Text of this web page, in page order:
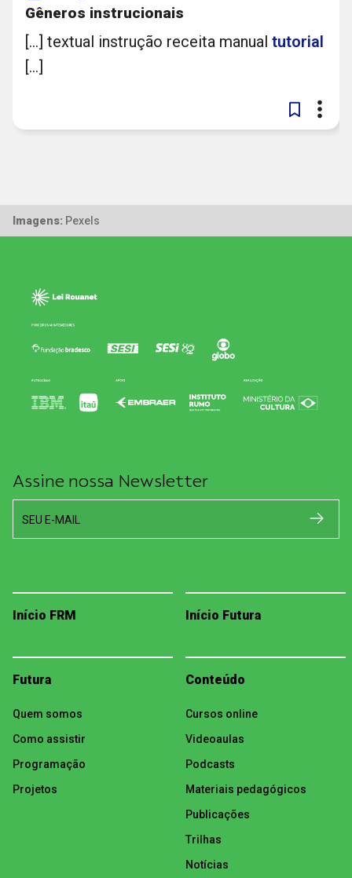
Gêneros instrucionais​
[...] textual instrução receita manual tutorial
[...]
Imagens: Pexels
Assine nossa Newsletter
SEU E-MAIL
Início FRM Início Futura
Futura
Quem somos
Como assistir
Programação
Projetos
Conteúdo
Cursos online
Videoaulas
Podcasts
Materiais pedagógicos
Publicações
Trilhas
Notícias